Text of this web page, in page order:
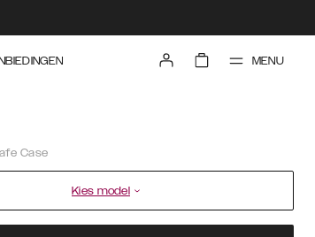
MENU
Case
Kies model